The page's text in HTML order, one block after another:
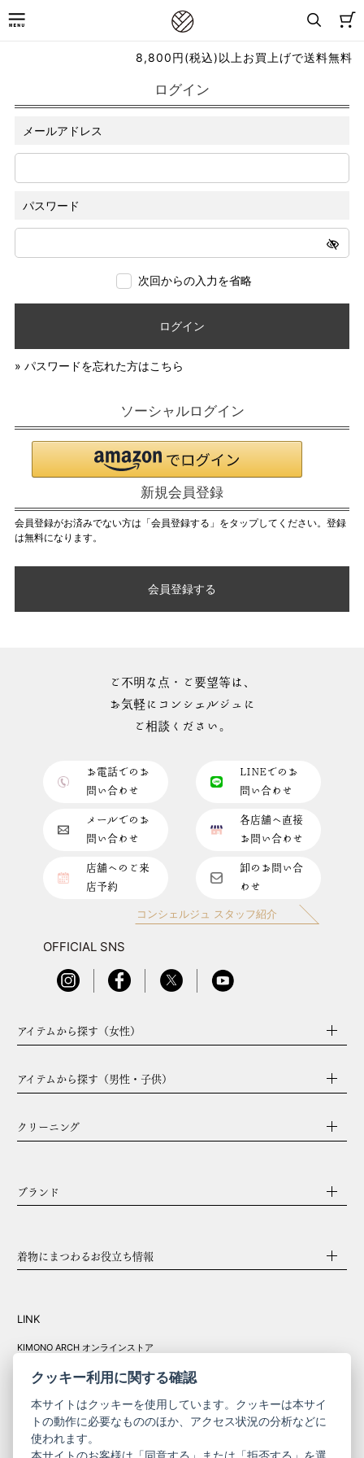
8,800円(税込)以上お買上げで送料無料
ログイン
メールアドレス
パスワード
次回からの入力を省略
ログイン
» パスワードを忘れた方はこちら
ソーシャルログイン
新規会員登録
会員登録がお済みでない方は「会員登録する」をタップしてください。登録
は無料になります。
会員登録する
ご不明な点・ご要望等は、
お気軽にコンシェルジュに
ご相談ください。
お電話でのお
問い合わせ
LINEでのお
問い合わせ
メールでのお
問い合わせ
各店舗へ直接
お問い合わせ
店舗へのご来
店予約
卸のお問い合
わせ
コンシェルジュ スタッフ紹介
OFFICIAL SNS
アイテムから探す（女性）
アイテムから探す（男性・子供）
クリーニング
ブランド
着物にまつわるお役立ち情報
LINK
KIMONO ARCH オンラインストア
きものやまと振
クッキー利用に関する確認
本サイトはクッキーを使用しています。クッキーは本サイ
トの動作に必要なもののほか、アクセス状況の分析などに
使われます。
本サイトのお客様は「同意する」または「拒否する」を選